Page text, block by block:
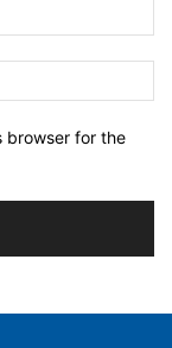
browser for the